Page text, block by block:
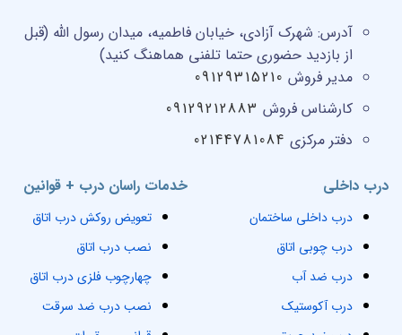
خدمات راسان درب + قوانین
تعویض روکش درب اتاق
نصب درب اتاق
چهارچوب فلزی درب اتاق
نصب درب ضد سرقت
درب داخلی
درب داخلی ساختمان
درب چوبی اتاق
درب ضد آب
درب آکوستیک
آدرس: شهرک آزادی، خیابان فاطمیه، میدان رسول الله (قبل
از بازدید حضوری حتما تلفنی هماهنگ کنید)
مدیر فروش 09129315210
کارشناس فروش 09129212883
دفتر مرکزی 02144781084